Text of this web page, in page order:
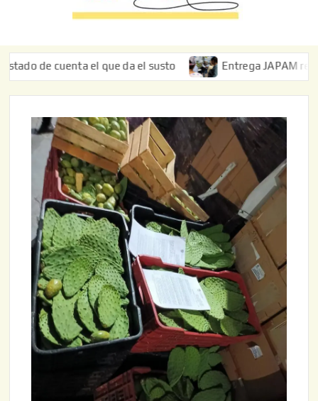
cuenta el que da el susto Entrega JAPAM